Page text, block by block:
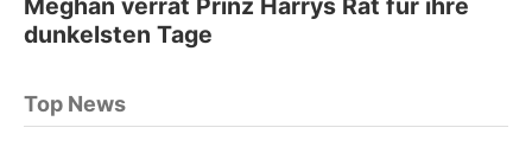
dunkelsten Tage
Top News